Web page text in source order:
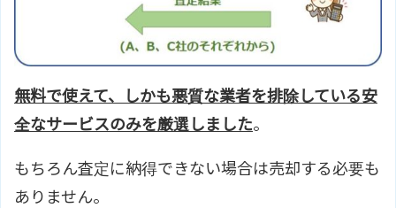
無料で使えて、しかも悪質な業者を排除している安
全なサービスのみを厳選しました。
もちろん査定に納得できない場合は売却する必要も
ありません。